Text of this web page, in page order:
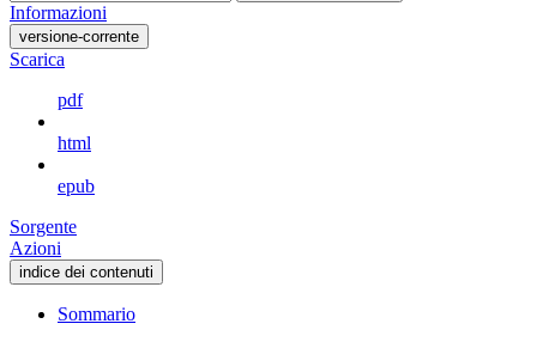
Informazioni
versione-corrente
Scarica
pdf
html
epub
Sorgente
Azioni
indice dei contenuti
Sommario